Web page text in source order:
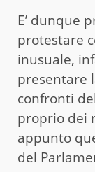
E’ dunque
protestare
inusuale,
presentare
confronti
proprio dei
appunto
del